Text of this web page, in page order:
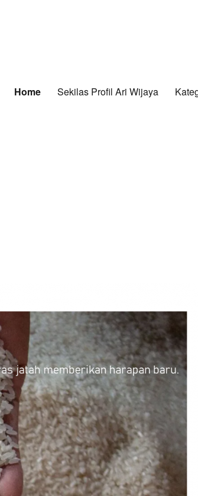
Home Sekilas Profil Ari Wijaya